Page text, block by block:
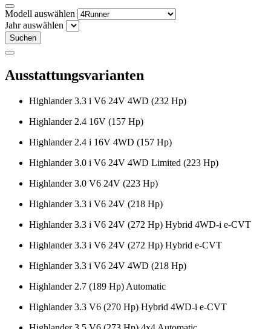
Modell auswählen
Jahr auswählen
Suchen
Ausstattungsvarianten
Highlander 3.3 i V6 24V 4WD (232 Hp)
Highlander 2.4 16V (157 Hp)
Highlander 2.4 i 16V 4WD (157 Hp)
Highlander 3.0 i V6 24V 4WD Limited (223 Hp)
Highlander 3.0 V6 24V (223 Hp)
Highlander 3.3 i V6 24V (218 Hp)
Highlander 3.3 i V6 24V (272 Hp) Hybrid 4WD-i e-CVT
Highlander 3.3 i V6 24V (272 Hp) Hybrid e-CVT
Highlander 3.3 i V6 24V 4WD (218 Hp)
Highlander 2.7 (189 Hp) Automatic
Highlander 3.3 V6 (270 Hp) Hybrid 4WD-i e-CVT